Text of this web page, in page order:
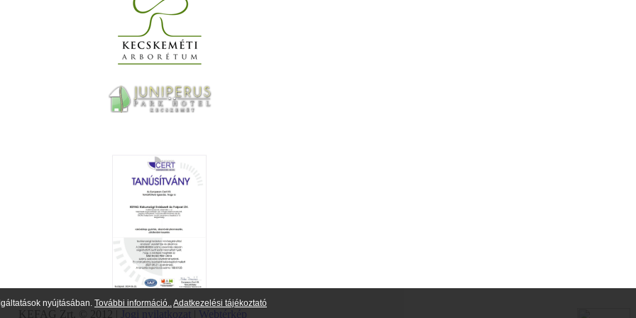
KEFAG Zrt. © 2012 | Jogi nyilatkozat Webtérkép
nyújtásában. További információ..Adatkezelési tájékoztató